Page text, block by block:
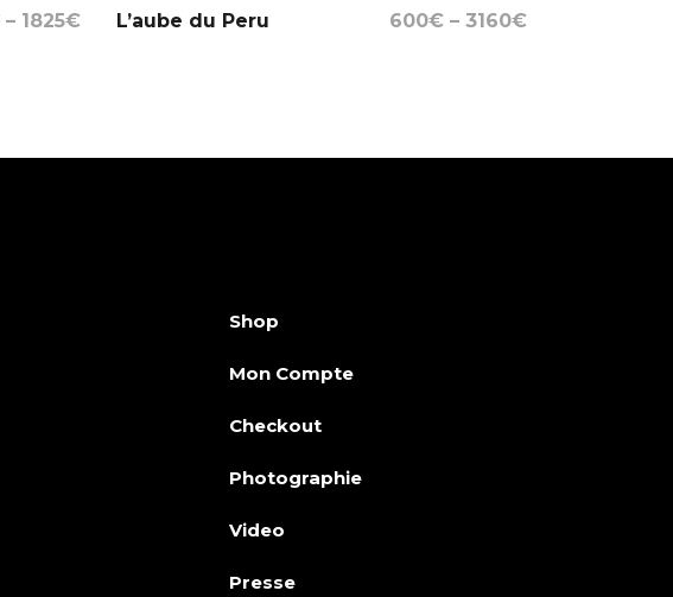
– 1825€ Select Options
L’aube du Peru 600€ –3160€
Shop
Mon Compte
Checkout
Photographie
Video
Presse